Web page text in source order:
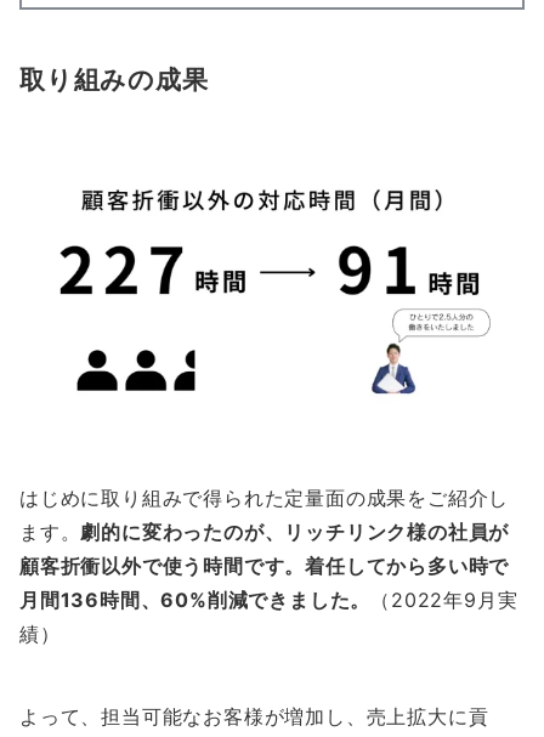
取り組みの成果
はじめに取り組みで得られた定量面の成果をご紹介し
ます。劇的に変わったのが、リッチリンク様の社員が
顧客折衝以外で使う時間です。着任してから多い時で
月間136時間、60%削減できました。
（2022年9月実
績）
よって、担当可能なお客様が増加し、売上拡大に貢